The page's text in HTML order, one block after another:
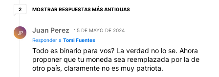
22 respuestas más antiguas
MOSTRAR RESPUESTAS MÁS ANTIGUAS
JP Juan Perez
5 DE MAYO DE 2024
Responder a Tomi Fuentes
Todo es binario para vos? La verdad no lo se. Ahora
proponer que tu moneda sea reemplazada por la de
otro país, claramente no es muy patriota.